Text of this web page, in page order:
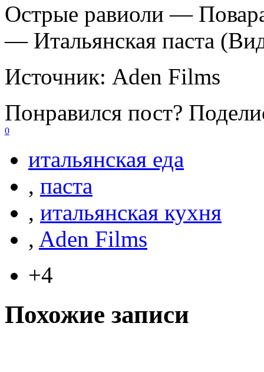
Острые равиоли —
— Итальянская паста
Источник: Aden Films
Понравился пост?
0
итальянская еда
, паста
, итальянская кухня
, Aden Films
+4
Похожие записи